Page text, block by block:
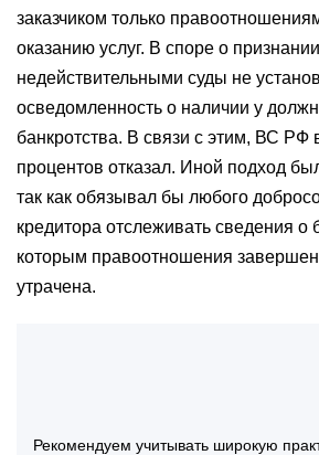
заказчиком только
оказанию услуг. В споре о
недействительными суды не
осведомленность о наличии у
банкротства. В связи с этим, ВС РФ
процентов отказал. Иной подход
так как обязывал бы любого
кредитора отслеживать сведения о
которым правоотношения
утрачена.
Рекомендуем учитывать широкую